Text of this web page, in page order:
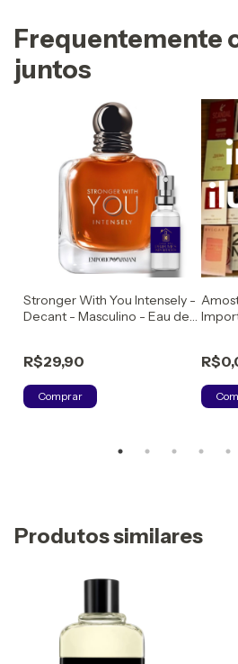
Frequentemente
juntos
Stronger With You Intensely -
Decant - Masculino - Eau de
R$29,90
Comprar
Produtos similares